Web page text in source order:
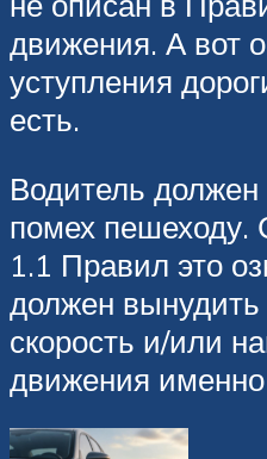
движения. А вот
уступления
есть.
Водитель должен
помех пешеходу.
1.1 Правил это
должен вынудить
скорость и/или
движения